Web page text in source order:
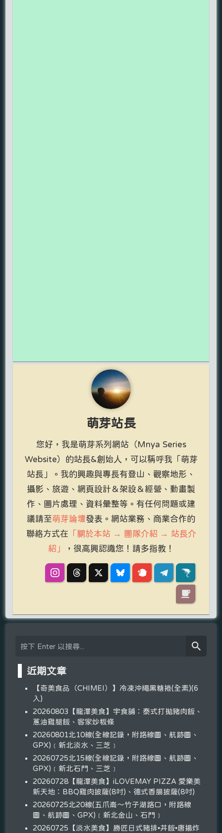
萌芽站長
您好，我是萌芽系列網站（Mnya Series
Website）的站長&創始人，可以稱呼我「萌芽
站長」。我的興趣與專長有登山、觀察地形、
攝影、旅遊、網頁設計＆架設＆經營、動畫製
作、圖片處理、資料彙整等。有任何問題或建
議請至萌芽論壇發表。網站業務、商業合作的
聯絡方式在 「關於本站 → 團隊介紹 → 站長介
紹」
，很高興認識您！請多指教！
近期文章
【奇美食品（CHIMEI）】冷凍沖繩黑糖捲(全素)(6
入)
20260803【龍潭美食】宇食舖：泰式打拋豬肉飯、
蔥油雞腿飯、客家炒粄條
20260801北10線(全線記錄，附路線圖、航跡圖、
GPX)﹝新北淡水、三芝﹞
20260725北15線(全線記錄，附路線圖、航跡圖、
GPX)﹝新北石門、三芝﹞
20260728【龍潭美食】iLOVEMAY PIZZA 愛樂美
新天地：BBQ雞肉披薩(8吋)、德式香腸披薩(8吋)
20260725北20線(五爪崙～竹子湖路口，附路線
圖、航跡圖、GPX)﹝新北金山、石門﹞
20260725【淡水美食】勝匠日式豬排•丼飯•唐揚炸